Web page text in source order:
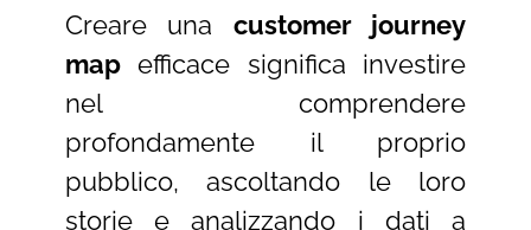
Creare una customer journey
mapefficace significa investire
nel comprendere
profondamente il proprio
pubblico, ascoltando le loro
storie e analizzando i dati a